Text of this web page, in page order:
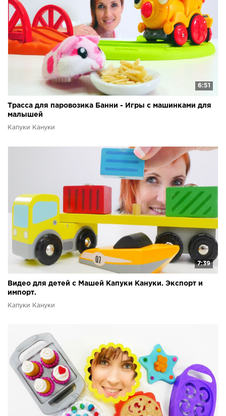
6:51
Трасса для паровозика Банни - Игры с машинками для
малышей
Капуки Кануки
7:39
Видео для детей с Машей Капуки Кануки. Экспорт и
импорт.
Капуки Кануки